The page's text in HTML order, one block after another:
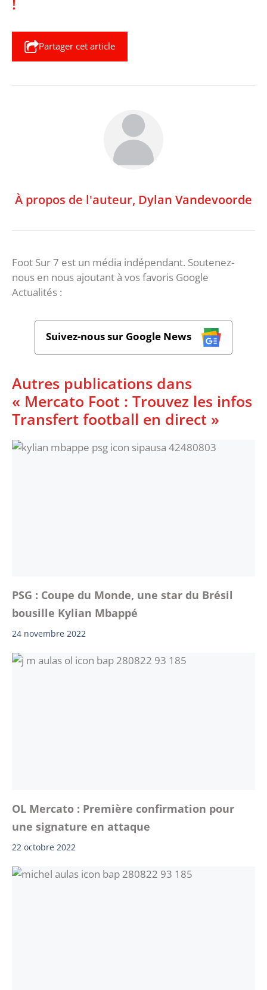
Partager cet article
À propos de l'auteur, Dylan Vandevoorde
Foot Sur 7 est un média indépendant. Soutenez-
nous en nous ajoutant à vos favoris Google
Actualités :
Suivez-nous sur Google News
Autres publications dans
« Mercato Foot : Trouvez les infos
Transfert football en direct »
PSG : Coupe du Monde, une star du Brésil
bousille Kylian Mbappé
24 novembre 2022
OL Mercato : Première confirmation pour
une signature en attaque
22 octobre 2022